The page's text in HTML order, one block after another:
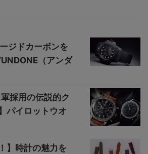
ジドカーボンを
（アンダ
採用の伝説的ク
パイロットウオ
】時計の魅力を